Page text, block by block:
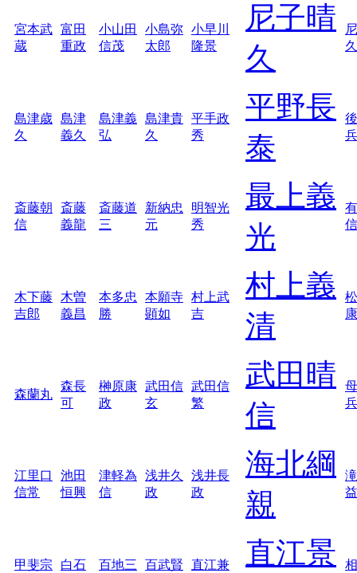
宮本武
蔵
富田
重政
小山田
信茂
小島弥
太郎
小早川
隆景
尼子晴
久
久
島津歳
久
島津
義久
島津義
弘
島津貴
久
平手政
秀
平野長
泰
斎藤朝
信
斎藤
義龍
斎藤道
三
新納忠
元
明智光
秀
最上義
光
信
木下藤
吉郎
木曽
義昌
本多忠
勝
本願寺
顕如
村上武
吉
村上義
清
康
森蘭丸
森長
可
榊原康
政
武田信
玄
武田信
繁
武田晴
信
江里口
信常
池田
恒興
津軽為
信
浅井久
政
浅井長
政
海北綱
親
益
甲斐宗
白石
百地三
百武賢
直江兼
直江景